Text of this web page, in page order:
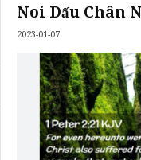
Noi Dấu Chân
2023-01-07